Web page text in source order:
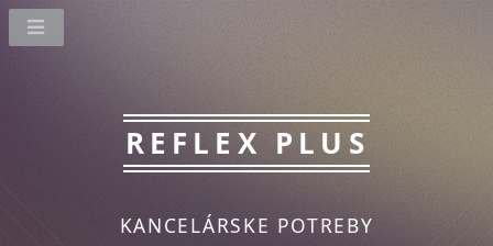
REFLEX PLUS
KANCELÁRSKE POTREBY